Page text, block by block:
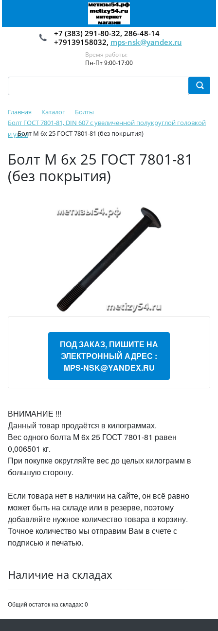
+7 (383) 291-80-32, 286-48-14
+79139158032, mps-nsk@yandex.ru
Время работы:
Пн-Пт 9:00-17:00
Главная Каталог
Болты
Болт ГОСТ 7801-81, DIN 607 с увеличенной полукруглой головкой
и усомБолт М 6х 25 ГОСТ 7801-81 (без покрытия)
Болт М 6х 25 ГОСТ 7801-81
(без покрытия)
ПОД ЗАКАЗ, ПИШИТЕ НА
ЭЛЕКТРОННЫЙ АДРЕС :
MPS-NSK@YANDEX.RU
ВНИМАНИЕ !!!
Данный товар продаётся в килограммах.
Вес одного болта М 6х 25 ГОСТ 7801-81 равен
0,006501 кг.
При покупке округляйте вес до целых килограмм в
большую сторону.
Если товара нет в наличии на сайте, он всё равно
может быть на складе или в резерве, поэтому
добавляйте нужное количество товара в корзину.
Точное количество мы отправим Вам в счете с
подписью и печатью.
Наличие на складах
Общий остаток на складах:0